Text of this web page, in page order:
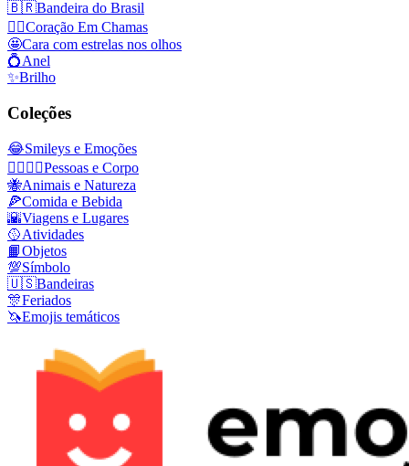
🇧🇷Bandeira do Brasil
❤️‍🔥Coração Em Chamas
🤩Cara com estrelas nos olhos
💍Anel
✨Brilho
Coleções
😂Smileys e Emoções
👩‍❤️‍💋‍👨Pessoas e Corpo
🐝Animais e Natureza
🍕Comida e Bebida
🌇Viagens e Lugares
🥎Atividades
📙Objetos
💯Símbolo
🇺🇸Bandeiras
🎊Feriados
🦄Emojis temáticos